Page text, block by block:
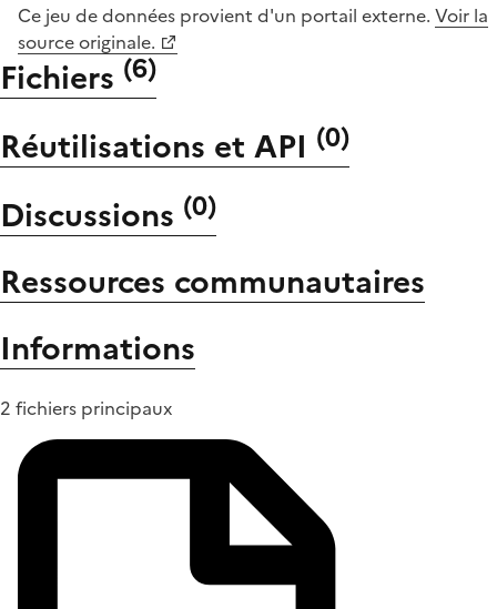
Ce jeu de données provient d'un portail externe. Voir la
source originale.
Fichiers (6)
Réutilisations et API (0)
Discussions (0)
Ressources communautaires
Informations
2 fichiers principaux